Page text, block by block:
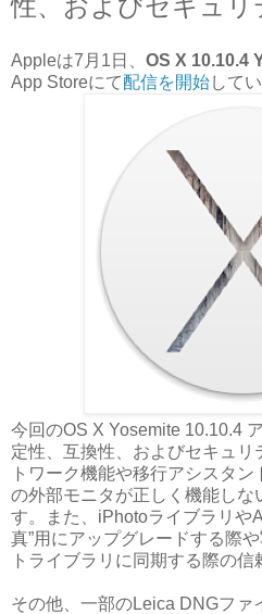
性、およびセキュリ
Appleは7月1日、 OS X 10.10.4
App Storeにて配信を開始して
今回のOS X Yosemite 10.10.4
定性、互換性、およびセキュリ
トワーク機能や移行アシスタ
の外部モニタが正しく機能しな
す。また、iPhotoライブラリや
真”用にアップグレードする際
トライブラリに同期する際の信
その他、一部のLeica DNGファ